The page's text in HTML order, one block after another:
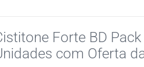
Forte BD
com Oferta